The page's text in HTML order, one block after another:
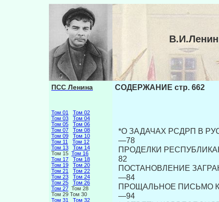
ПСС Ленина
Том 01
Том 02
Том 03
Том 04
Том 05
Том 06
Том 07
Том 08
Том 09
Том 10
Том 11
Том 12
Том 13
Том 14
Том 15 Том 16
Том 17
Том 18
Том 19
Том 20
Том 21
Том 22
Том 23
Том 24
Том 25
Том 26
Том 27 Том 28
Том 29 Том 30
Том 31
Том 32
СОДЕРЖАНИЕ стр. 662
*О ЗАДАЧАХ РСДРП В
—78
ПРОДЕЛКИ
82
ПОСТАНОВЛЕНИЕ
—84
ПРОЩАЛЬНОЕ ПИСЬМО К
—94